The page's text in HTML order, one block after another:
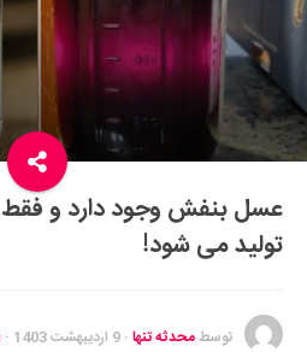
دکوراسیون و چیدمان
غذا
رستوران گردی
آشپزی
سفر و گردشگری
ایران گردی
جهان گردی
موفقیت و مهارت‌های فردی
عسل بنفش وجود دارد و
تولید می شود!
توسطمحدثه تنها · 9 اردیبهشت 1403 ·